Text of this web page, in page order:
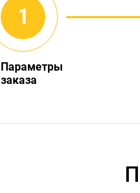
Параметры
заказа